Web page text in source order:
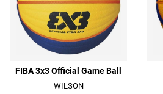
FIBA 3x3 Official Game Ball
WILSON